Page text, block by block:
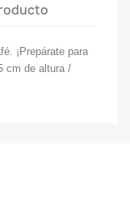
¡Prepárate para
cm de altura /